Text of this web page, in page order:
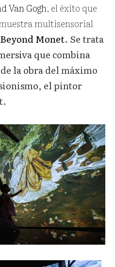
Van Gogh, el éxito que
multisensorial
Beyond Monet. Se trata
que combina
la obra del máximo
el pintor